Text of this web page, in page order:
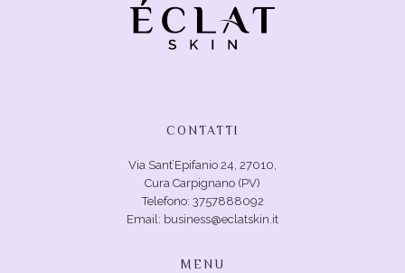
CONTATTI
Via Sant’Epifanio 24, 27010,
Cura Carpignano (PV)
Telefono: 3757888092
Email: business@eclatskin.it
MENU